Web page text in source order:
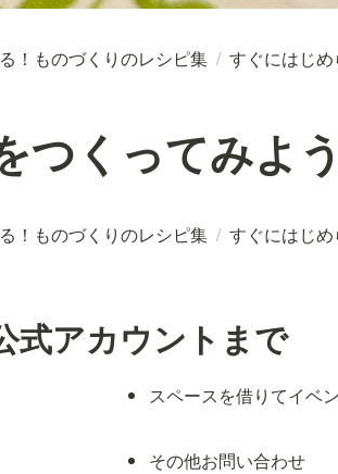
！ものづくりのレシピ集 / すぐにはじ
つくってみよう
！ものづくりのレシピ集 / すぐにはじ
式アカウントまで
スペースを借りてイベ
その他お問い合わせ